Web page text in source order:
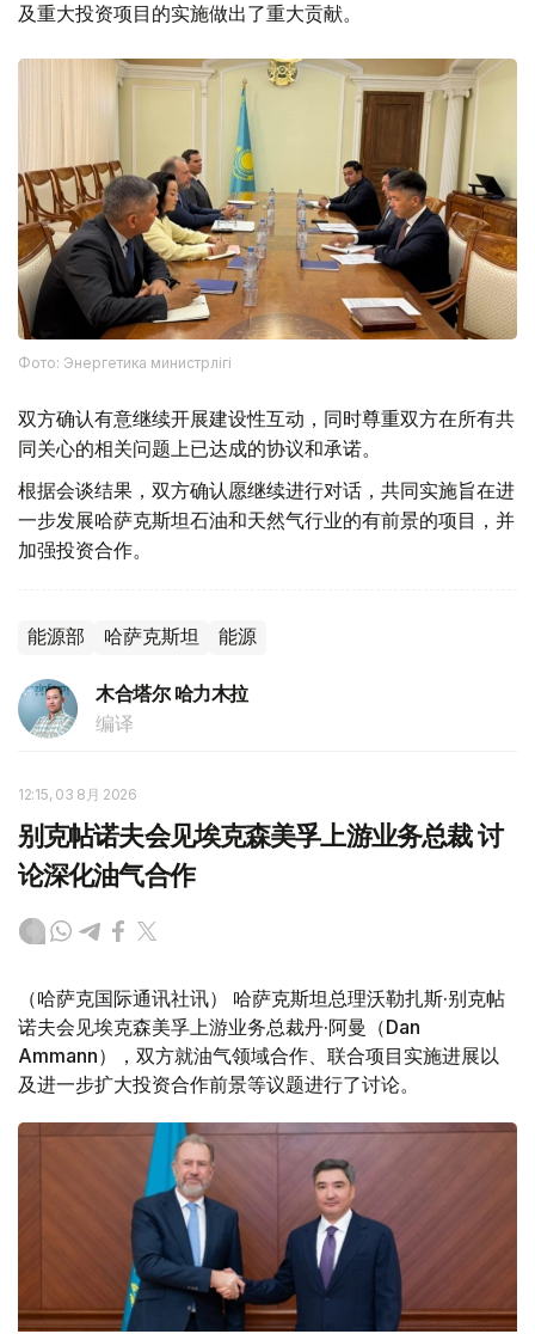
及重大投资项目的实施做出了重大贡献。
Фото: Энергетика министрлігі
双方确认有意继续开展建设性互动，同时尊重双方在所有共
同关心的相关问题上已达成的协议和承诺。
根据会谈结果，双方确认愿继续进行对话，共同实施旨在进
一步发展哈萨克斯坦石油和天然气行业的有前景的项目，并
加强投资合作。
能源部 哈萨克斯坦 能源
木合塔尔 哈力木拉
编译
12:15, 03 8月 2026
别克帖诺夫会见埃克森美孚上游业务总裁 讨
论深化油气合作
（哈萨克国际通讯社讯） 哈萨克斯坦总理沃勒扎斯·别克帖
诺夫会见埃克森美孚上游业务总裁丹·阿曼（Dan
Ammann），双方就油气领域合作、联合项目实施进展以
及进一步扩大投资合作前景等议题进行了讨论。